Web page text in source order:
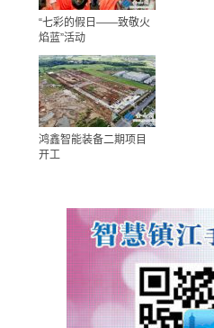
“七彩的假日——致敬火
焰蓝”活动
鸿鑫智能装备二期项目
开工